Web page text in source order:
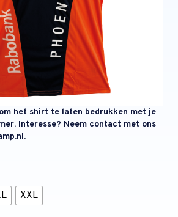
het shirt te laten bedrukken met je
Interesse? Neem contact met ons
XXL